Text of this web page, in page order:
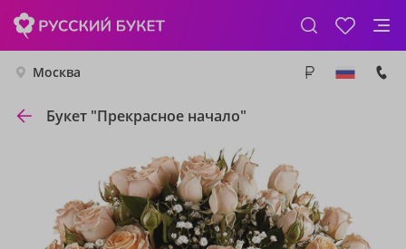
Москва
Букет "Прекрасное начало"